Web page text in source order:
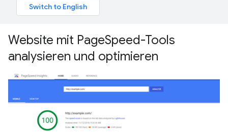
Website mit PageSpeed-Tools
analysieren und optimieren